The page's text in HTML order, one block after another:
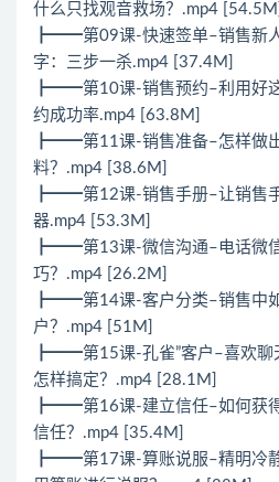
什么只找观音救场？.mp4 [54.5M]
┣━━第09课-快速签单–销售新
字：三步一杀.mp4 [37.4M]
┣━━第10课-销售预约–利用好
约成功率.mp4 [63.8M]
┣━━第11课-销售准备–怎样做
料？.mp4 [38.6M]
┣━━第12课-销售手册–让销售
器.mp4 [53.3M]
┣━━第13课-微信沟通–电话微
巧？.mp4 [26.2M]
┣━━第14课-客户分类–销售中
户？.mp4 [51M]
┣━━第15课-孔雀”客户–喜欢聊
怎样搞定？.mp4 [28.1M]
┣━━第16课-建立信任–如何获
信任？.mp4 [35.4M]
┣━━第17课-算账说服–精明冷